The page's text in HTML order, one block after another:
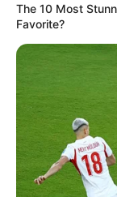
The 10 Most
Favorite?